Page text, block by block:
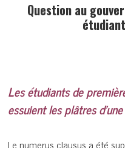
Question au
Les étudiants de
essuient les plâtres
Le numerus clausus a été